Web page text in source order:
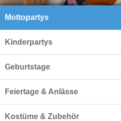
Mottopartys
Kinderpartys
Geburtstage
Feiertage & Anlässe
Kostüme & Zubehör